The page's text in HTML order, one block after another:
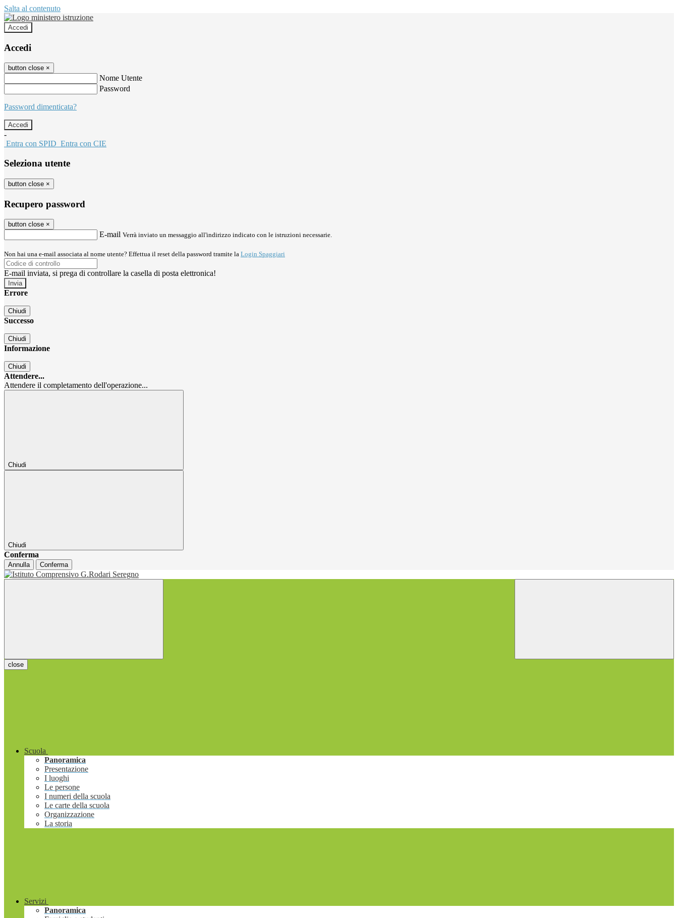
Salta al contenuto
Accedi
Accedi
button close ×
Nome Utente
Password
Password dimenticata?
-
Entra con SPID Entra con CIE
Seleziona utente
button close ×
Recupero password
button close ×
E-mail Verrà inviato un messaggio all'indirizzo indicato con le istruzioni necessarie.
Non hai una e-mail associata al nome utente? Effettua il reset della password tramite la Login Spaggiari
E-mail inviata, si prega di controllare la casella di posta elettronica!
Errore
Chiudi
Successo
Chiudi
Informazione
Chiudi
Attendere...
Attendere il completamento dell'operazione...
Chiudi
Chiudi
Conferma
Annulla Conferma
close
Scuola
Panoramica
Presentazione
I luoghi
Le persone
I numeri della scuola
Le carte della scuola
Organizzazione
La storia
Servizi
Panoramica